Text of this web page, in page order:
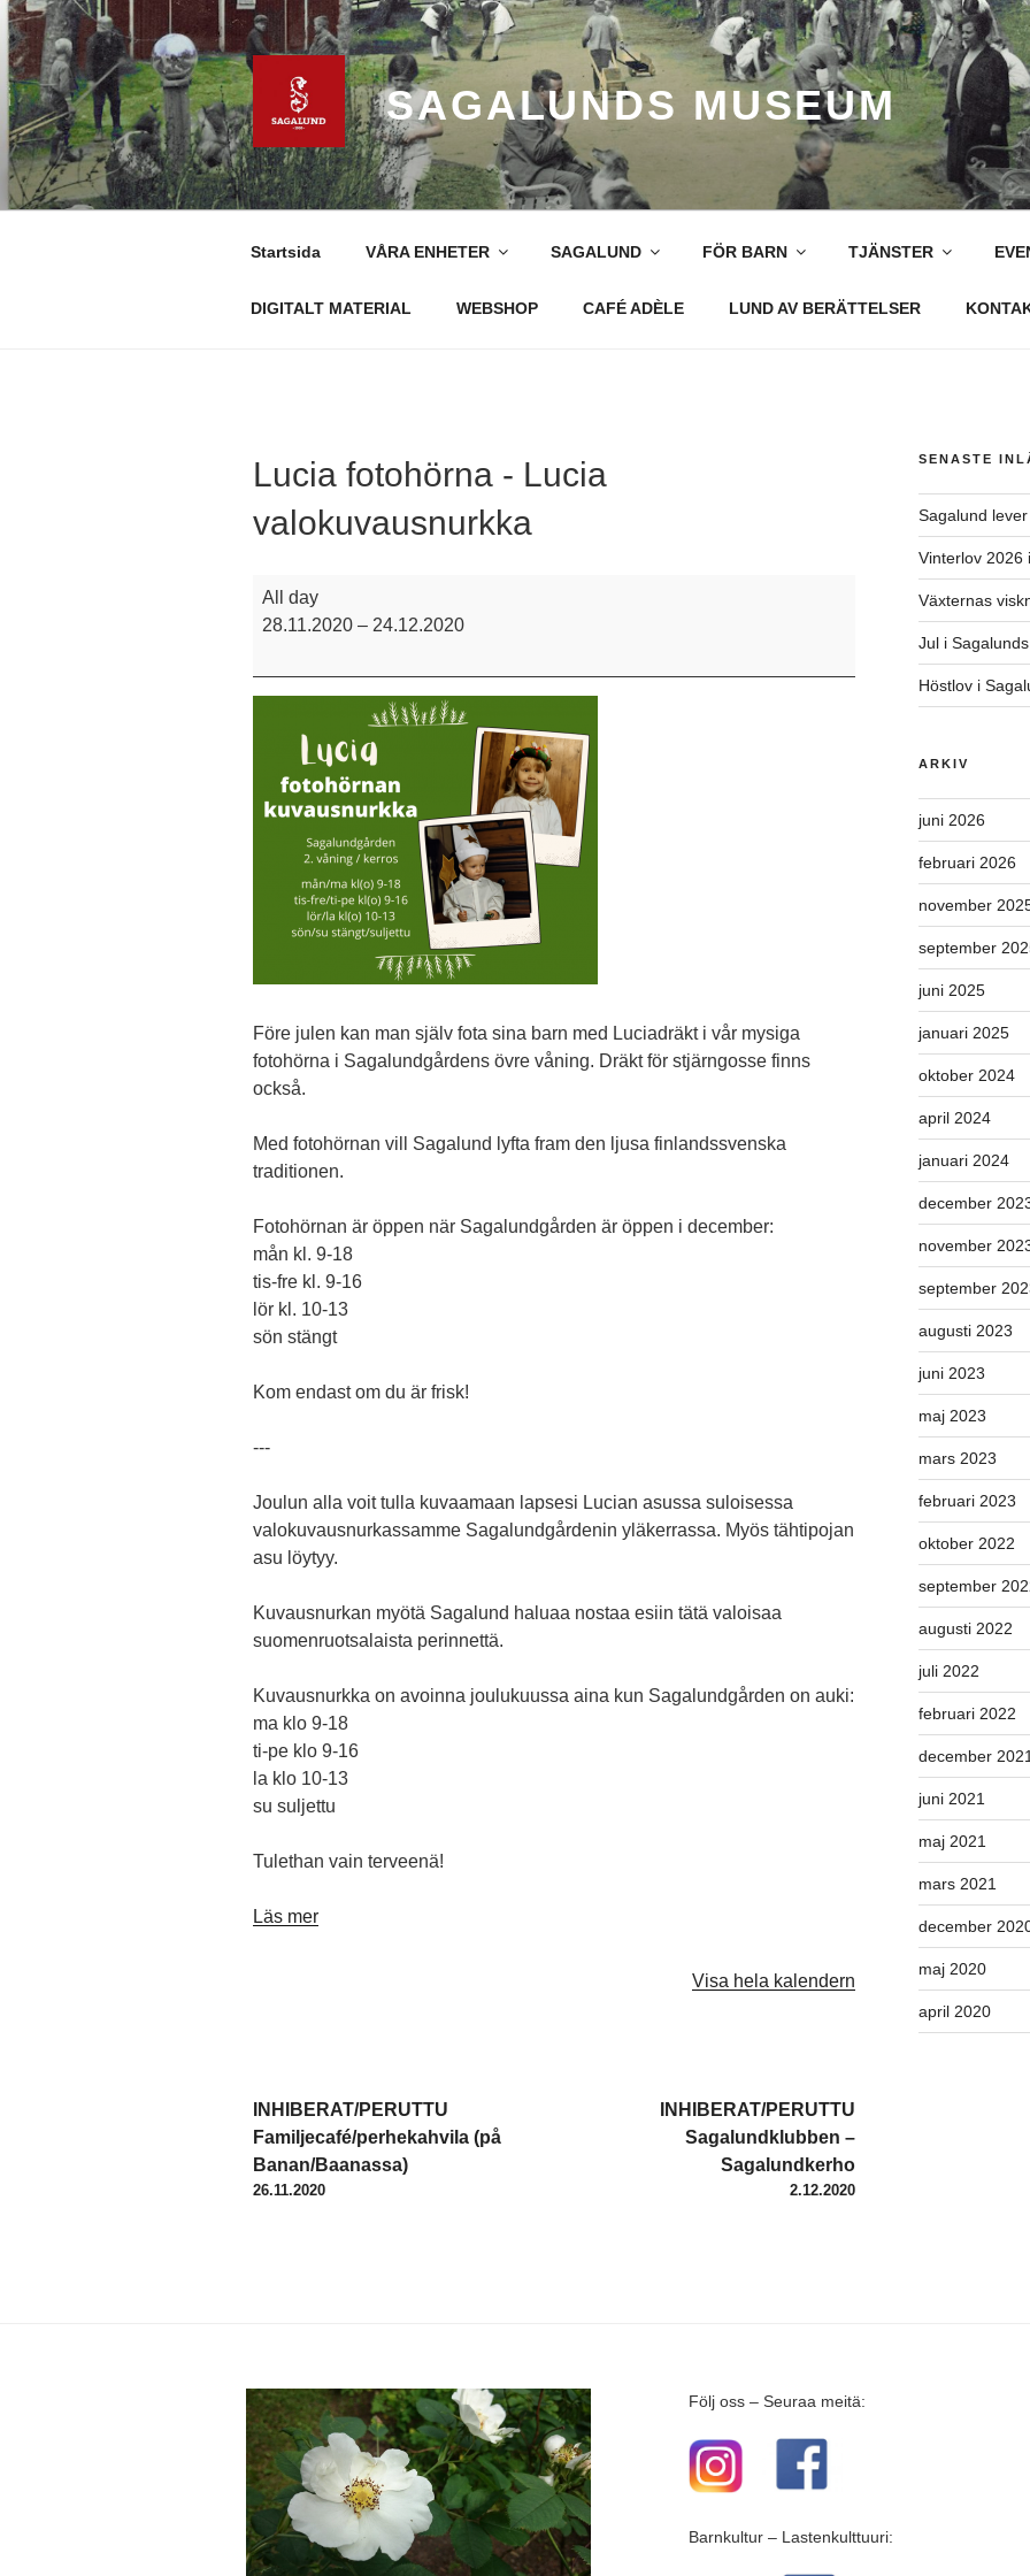
Hoppa
till
innehåll
SAGALUNDS MUSEUM
Startsida VÅRA ENHETER SAGALUND FÖR BARN TJÄNSTER
DIGITALT MATERIAL WEBSHOP CAFÉ ADÈLE LUND AV BERÄTTELSER
Lucia fotohörna - Lucia
valokuvausnurkka
Lucia
fotohörna
valokuvausnurkka
All day
28.11.2020 – 24.12.2020
Före julen kan man själv fota sina barn med Luciadräkt i vår mysiga
fotohörna i Sagalundgårdens övre våning. Dräkt för stjärngosse finns
också.
Med fotohörnan vill Sagalund lyfta fram den ljusa finlandssvenska
traditionen.
Fotohörnan är öppen när Sagalundgården är öppen i december:
mån kl. 9-18
tis-fre kl. 9-16
lör kl. 10-13
sön stängt
Kom endast om du är frisk!
---
Joulun alla voit tulla kuvaamaan lapsesi Lucian asussa suloisessa
valokuvausnurkassamme Sagalundgårdenin yläkerrassa. Myös tähtipojan
asu löytyy.
Kuvausnurkan myötä Sagalund haluaa nostaa esiin tätä valoisaa
suomenruotsalaista perinnettä.
Kuvausnurkka on avoinna joulukuussa aina kun Sagalundgården on auki:
ma klo 9-18
ti-pe klo 9-16
la klo 10-13
su suljettu
Tulethan vain terveenä!
Läs mer
Visa hela kalendern
Inläggsnavigering
INHIBERAT/PERUTTU
Familjecafé/perhekahvila (på
Banan/Baanassa)
26.11.2020
INHIBERAT/PERUTTU
Sagalundklubben –
Sagalundkerho
2.12.2020
SENASTE
Sagalund lever
Vinterlov 2026
Växternas
Jul i
Höstlov i
ARKIV
juni 2026
februari 2026
november
september
juni 2025
januari 2025
oktober 2024
april 2024
januari 2024
december
november
september
augusti 2023
juni 2023
maj 2023
mars 2023
februari 2023
oktober 2022
september
augusti 2022
juli 2022
februari 2022
december 2021
juni 2021
maj 2021
mars 2021
december
maj 2020
april 2020
Följ oss – Seuraa meitä:
Barnkultur – Lastenkulttuuri: